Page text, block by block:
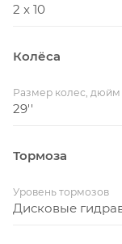
2 x 10
Колёса
Размер колес, дюйм
29''
Тормоза
Уровень тормозов
Дисковые